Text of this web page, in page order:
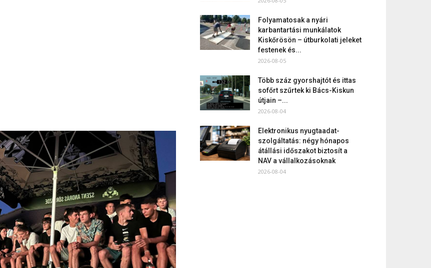
Folyamatosak a nyári
karbantartási munkálatok
Kiskőrösön – útburkolati jeleket
festenek és...
2026-08-05
Több száz gyorshajtót és ittas
sofőrt szűrtek ki Bács-Kiskun
útjain –...
2026-08-04
Elektronikus nyugtaadat-
szolgáltatás: négy hónapos
átállási időszakot biztosít a
NAV a vállalkozásoknak
2026-08-04